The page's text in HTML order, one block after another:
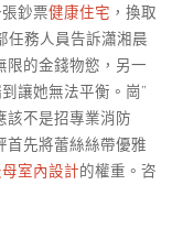
鈔票健康住宅 ，換取
任務人員告訴瀟湘晨
限的金錢物慾，另一
讓她無法平衡。崗”
該不是招專業消防
首先將蕾絲絲帶優雅
母室內設計的權重。咨